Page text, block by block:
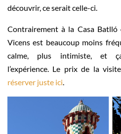
découvrir, ce serait celle-ci.
Contrairement à la Casa
Vicens est beaucoup moins
calme, plus intimiste, et
l’expérience. Le prix de la
réserver juste ici.